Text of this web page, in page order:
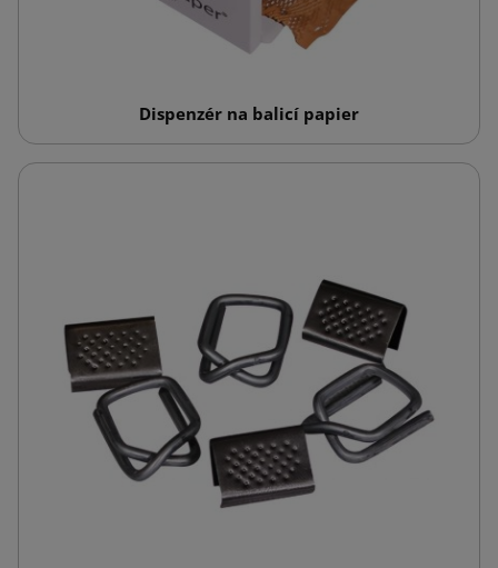
Dispenzér na balicí papier